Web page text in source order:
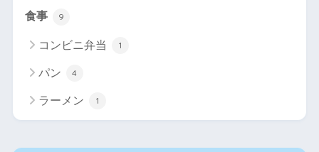
食事 9
コンビニ弁当 1
パン 4
ラーメン 1